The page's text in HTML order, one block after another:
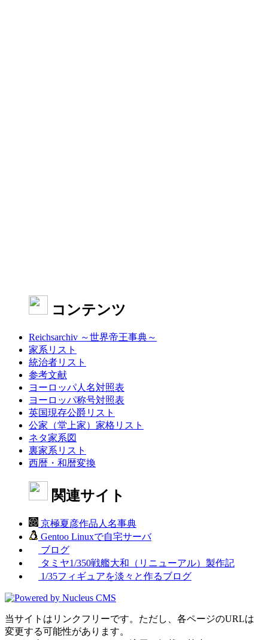
コンテンツ
Reichsarchiv ～世界帝王事典～
家系リスト
統治者リスト
参考文献
ヨーロッパ人名対照表
ヨーロッパ称号対照表
英国現存公爵リスト
公家（堂上家）家格リスト
ネタ家系図
裏家系リスト
西暦・和暦変換
関連サイト
京極夏彦作品人名事典
Gentoo Linuxで自宅サーバ
ブログ
タミヤ1/350戦艦大和（リニューアル）製作記
1/35フィギュアを淡々と作るブログ
当サイトはリンクフリーです。ただし、各ページのURLは
変更する可能性があります。